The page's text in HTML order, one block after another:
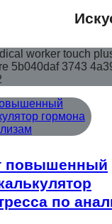
повышенный
по